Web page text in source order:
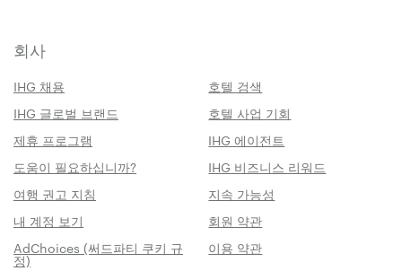
회사
IHG 채용
호텔 검색
IHG 글로벌 브랜드
호텔 사업 기회
제휴 프로그램
IHG 에이전트
도움이 필요하십니까?
IHG 비즈니스 리워드
여행 권고 지침
지속 가능성
내 계정 보기
회원 약관
AdChoices (써드파티 쿠키 규
정)
이용 약관